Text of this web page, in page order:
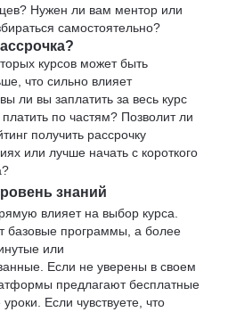
Нужен ли вам ментор или
самостоятельно?
курсов может быть
что сильно влияет
ли вы заплатить за весь курс
по частям? Позволит ли
получить рассрочку
или лучше начать с короткого
знаний
влияет на выбор курса.
базовые программы, а более
или
Если не уверены в своем
предлагают бесплатные
Если чувствуете, что